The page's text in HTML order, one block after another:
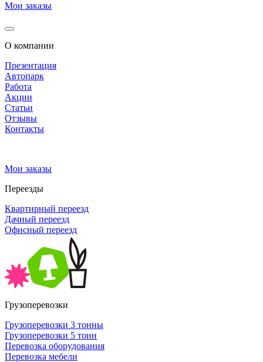
Мои заказы
О компании
Презентация
Автопарк
Работа
Акции
Статьи
Отзывы
Контакты
Мои заказы
Переезды
Квартирный переезд
Дачный переезд
Офисный переезд
Грузоперевозки
Грузоперевозки 3 тонны
Грузоперевозки 5 тонн
Перевозка оборудования
Перевозка мебели